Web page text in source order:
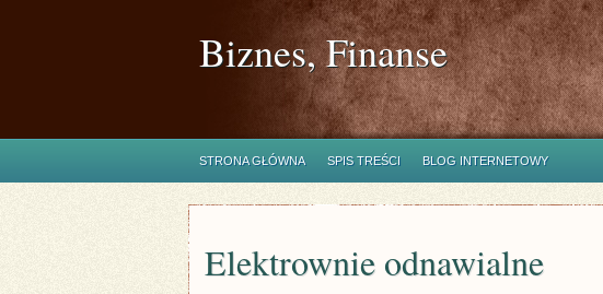
Biznes, Finanse
STRONA GŁÓWNA SPIS TREŚCI BLOG INTERNETOWY
Elektrownie odnawialne